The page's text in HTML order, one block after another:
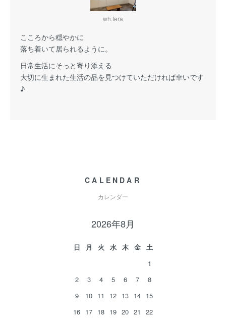
wh.tera
こころから穏やかに
落ち着いて居られるように。
日常生活にそっと寄り添える
大切に生まれた生活の品を見つけていただければ幸いです
♪
CALENDAR
カレンダー
2026年8月
日 月 火 水 木 金
土
1
2
3 4 5 6 7
8
9
10 11 12 13 14 15
16 17 18 19 20 21
22